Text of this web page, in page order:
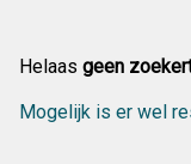
Helaas geen
Mogelijk is er wel